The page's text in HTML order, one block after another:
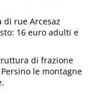
di rue Arcesaz
16 euro adulti e
di frazione
le montagne